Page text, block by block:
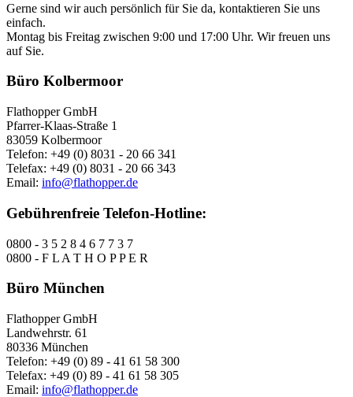
Gerne sind wir auch persönlich für Sie da, kontaktieren Sie uns
einfach.
Montag bis Freitag zwischen 9:00 und 17:00 Uhr. Wir freuen uns
auf Sie.
Büro Kolbermoor
Flathopper GmbH
Pfarrer-Klaas-Straße 1
83059 Kolbermoor
Telefon: +49 (0) 8031 - 20 66 341
Telefax: +49 (0) 8031 - 20 66 343
Email: info@flathopper.de
Gebührenfreie Telefon-Hotline:
0800 - 3 5 2 8 4 6 7 7 3 7
0800 - F L A T H O P P E R
Büro München
Flathopper GmbH
Landwehrstr. 61
80336 München
Telefon: +49 (0) 89 - 41 61 58 300
Telefax: +49 (0) 89 - 41 61 58 305
Email: info@flathopper.de